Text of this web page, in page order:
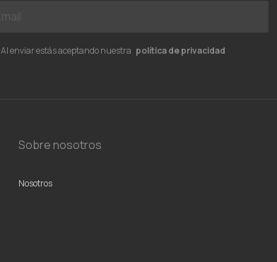
Al enviar estás aceptando nuestra política de privacidad
Sobre nosotros
Nosotros